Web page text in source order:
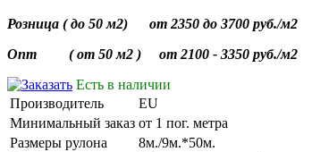
Розница ( до 50 м2) от 2350 до 3700 руб./м2
Опт ( от 50 м2 ) от 2100 - 3350 руб./м2
Есть в наличии
Производитель
EU
Минимальный заказ от 1 пог. метра
Размеры рулона
8м./9м.*50м.